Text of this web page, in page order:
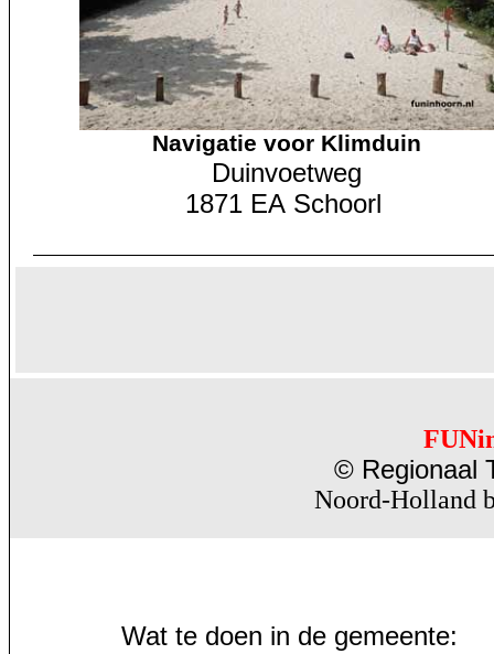
Navigatievoor Klimduin
Duinvoetweg
1871 EA Schoorl
© Regionaal
Noord-Holland
Wat te doen in de gemeente: